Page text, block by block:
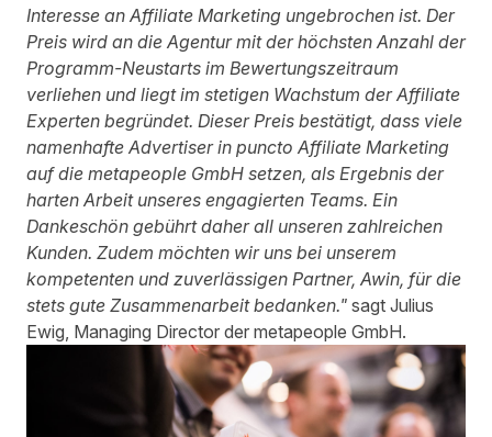
Interesse an Affiliate Marketing ungebrochen ist. Der
Preis wird an die Agentur mit der höchsten Anzahl der
Programm-Neustarts im Bewertungszeitraum
verliehen und liegt im stetigen Wachstum der Affiliate
Experten begründet. Dieser Preis bestätigt, dass viele
namenhafte Advertiser in puncto Affiliate Marketing
auf die metapeople GmbH setzen, als Ergebnis der
harten Arbeit unseres engagierten Teams. Ein
Dankeschön gebührt daher all unseren zahlreichen
Kunden. Zudem möchten wir uns bei unserem
kompetenten und zuverlässigen Partner, Awin, für die
stets gute Zusammenarbeit bedanken." sagt Julius
Ewig, Managing Director der metapeople GmbH.